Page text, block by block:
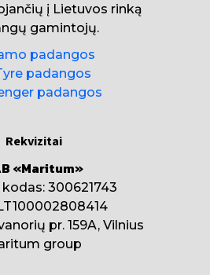
į Lietuvos rinką
gamintojų.
padangos
padangos
padangos
Rekvizitai
«Maritum»
300621743
pr. 159A, Vilnius
group